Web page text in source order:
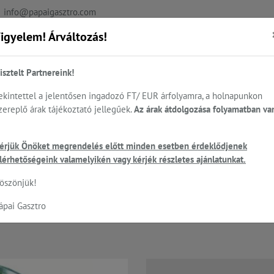
info@papaigasztro.com
REFERENCIÁK AKTUÁLIS
Sütés - főzés Cukrászat... Mosogatás
koptatók - GAM és Electrolux
T10/T15 koptatóhoz
Árváltozás!
Partnereink!
a jelentősen ingadozó FT/ EUR árfolyamra, a holnapunkon
árak tájékoztató jellegűek. Az árak átdolgozása folyamatban
Önöket megrendelés előtt minden esetben érdeklődjenek
valamelyikén vagy kérjék részletes ajánlatunkat.
Gasztro